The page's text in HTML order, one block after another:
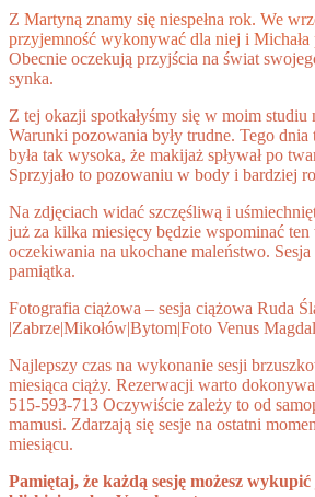
Z Martyną znamy się niespełna rok. We
przyjemność wykonywać dla niej i Michała
Obecnie oczekują przyjścia na świat
synka.
Z tej okazji spotkałyśmy się w moim studiu
Warunki pozowania były trudne. Tego dnia
była tak wysoka, że makijaż spływał po
Sprzyjało to pozowaniu w body i bardziej
Na zdjęciach widać szczęśliwą i
już za kilka miesięcy będzie wspominać
oczekiwania na ukochane maleństwo.
pamiątka.
Fotografia ciążowa – sesja ciążowa Ruda
|Zabrze|Mikołów|Bytom|Foto Venus
Najlepszy czas na wykonanie sesji
miesiąca ciąży. Rezerwacji warto
515-593-713 Oczywiście zależy to od
mamusi. Zdarzają się sesje na ostatni
miesiącu.
Pamiętaj, że każdą sesję możesz